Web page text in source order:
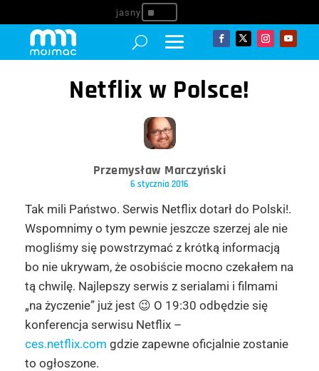
^
Netflix w Polsce!
Przemysław Marczyński
6 stycznia 2016
Tak mili Państwo. Serwis Netflix dotarł do Polski!.
Wspomnimy o tym pewnie jeszcze szerzej ale nie
mogliśmy się powstrzymać z krótką informacją
bo nie ukrywam, że osobiście mocno czekałem na
tą chwilę. Najlepszy serwis z serialami i filmami
„na życzenie” już jest 😉 O 19:30 odbędzie się
konferencja serwisu Netflix –
ces.netflix.com gdzie zapewne oficjalnie zostanie
to ogłoszone.